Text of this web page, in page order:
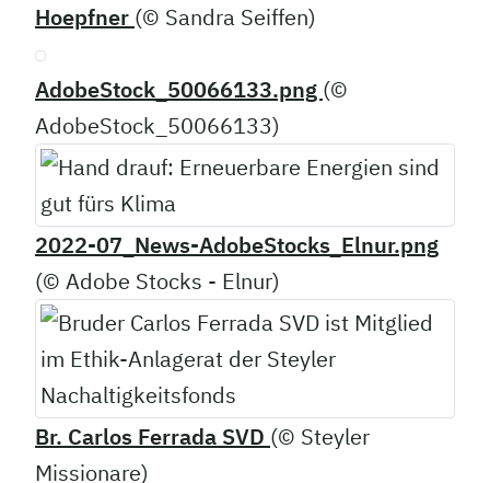
Hoepfner (© Sandra Seiffen)
AdobeStock_50066133.png (©
AdobeStock_50066133)
2022-07_News-AdobeStocks_Elnur.png
(© Adobe Stocks - Elnur)
Br. Carlos Ferrada SVD (© Steyler
Missionare)